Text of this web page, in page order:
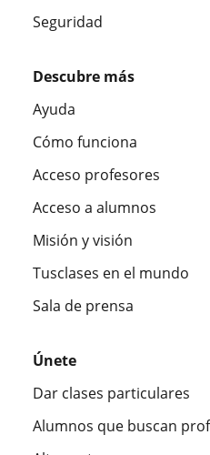
Seguridad
Descubre más
Ayuda
Cómo funciona
Acceso profesores
Acceso a alumnos
Misión y visión
Tusclases en el mundo
Sala de prensa
Únete
Dar clases particulares
Alumnos que buscan